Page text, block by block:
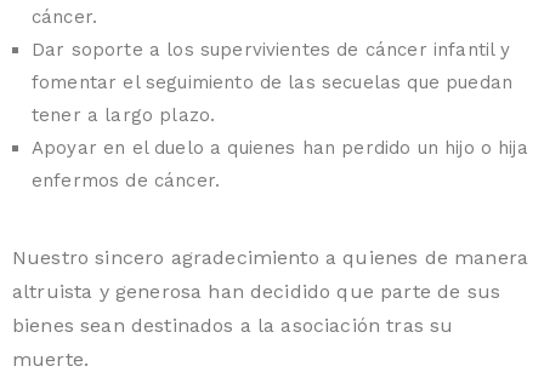
cáncer.
Dar soporte a los supervivientes de cáncer infantil y
fomentar el seguimiento de las secuelas que puedan
tener a largo plazo.
Apoyar en el duelo a quienes han perdido un hijo o hija
enfermos de cáncer.
Nuestro sincero agradecimiento a quienes de manera
altruista y generosa han decidido que parte de sus
bienes sean destinados a la asociación tras su
muerte.